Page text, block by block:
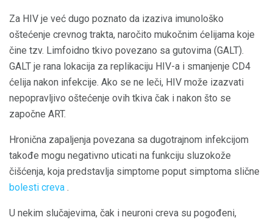
Za HIV je već dugo poznato da izaziva imunološko
oštećenje crevnog trakta, naročito mukočnim ćelijama koje
čine tzv. Limfoidno tkivo povezano sa gutovima (GALT).
GALT je rana lokacija za replikaciju HIV-a i smanjenje CD4
ćelija nakon infekcije. Ako se ne leči, HIV može izazvati
nepopravljivo oštećenje ovih tkiva čak i nakon što se
započne ART.
Hronična zapaljenja povezana sa dugotrajnom infekcijom
takođe mogu negativno uticati na funkciju sluzokože
čišćenja, koja predstavlja simptome poput simptoma slične
bolesti creva .
U nekim slučajevima, čak i neuroni creva su pogođeni,